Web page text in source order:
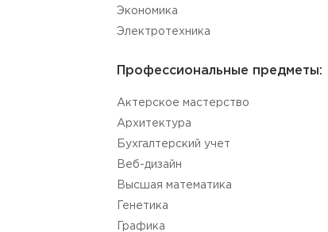
Экономика
Электротехника
Профессиональные предметы:
Актерское мастерство
Aрхитектура
Бухгалтерский учет
Веб-дизайн
Высшая математика
Генетика
Графика